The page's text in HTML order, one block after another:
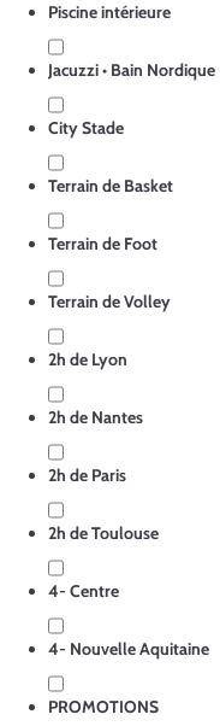
Piscine intérieure
Jacuzzi • Bain Nordique
City Stade
Terrain de Basket
Terrain de Foot
Terrain de Volley
2h de Lyon
2h de Nantes
2h de Paris
2h de Toulouse
4- Centre
4- Nouvelle Aquitaine
PROMOTIONS